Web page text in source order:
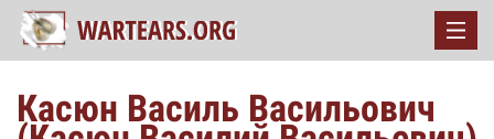
Касюн Василь Васильович